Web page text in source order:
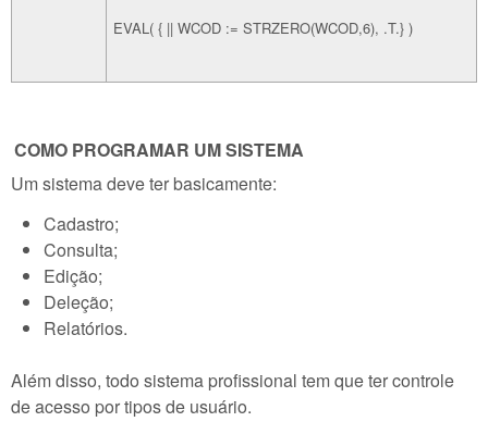
EVAL( { || WCOD := STRZERO(WCOD,6), .T.} )
COMO PROGRAMAR UM SISTEMA
Um sistema deve ter basicamente:
Cadastro;
Consulta;
Edição;
Deleção;
Relatórios.
Além disso, todo sistema profissional tem que ter controle
de acesso por tipos de usuário.